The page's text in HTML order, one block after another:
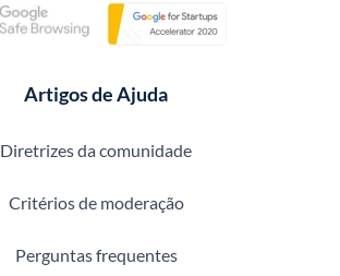
Artigos de Ajuda
Diretrizes da comunidade
Critérios de moderação
Perguntas frequentes